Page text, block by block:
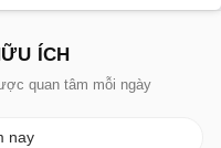
ÍCH
quan tâm mỗi ngày
nay